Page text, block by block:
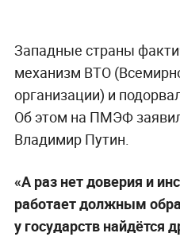
Западные страны
механизм ВТО
организации) и
Об этом на ПМЭФ
Владимир Путин.
«А раз нет доверия и
работает должным
у государств найдётся